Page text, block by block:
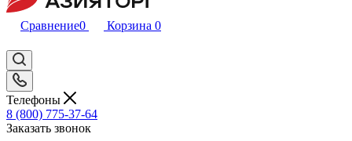
Сравнение0 Корзина 0
Телефоны
8 (800) 775-37-64
Заказать звонок